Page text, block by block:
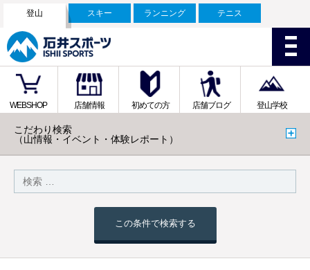
登山 スキー ランニング テニス
WEBSHOP 店舗情報 初めての方 店舗ブログ 登山学校
こだわり検索
（山情報・イベント・体験レポート）
この条件で検索する